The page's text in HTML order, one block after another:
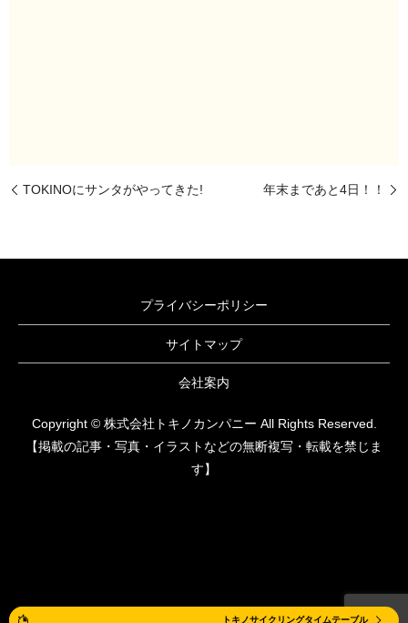
TOKINOにサンタがやってきた! 年末まであと4日！！
プライバシーポリシー
サイトマップ
会社案内
Copyright © 株式会社トキノカンパニー All Rights Reserved.
【掲載の記事・写真・イラストなどの無断複写・転載を禁じま
す】
トキノサイクリングタイムテーブル